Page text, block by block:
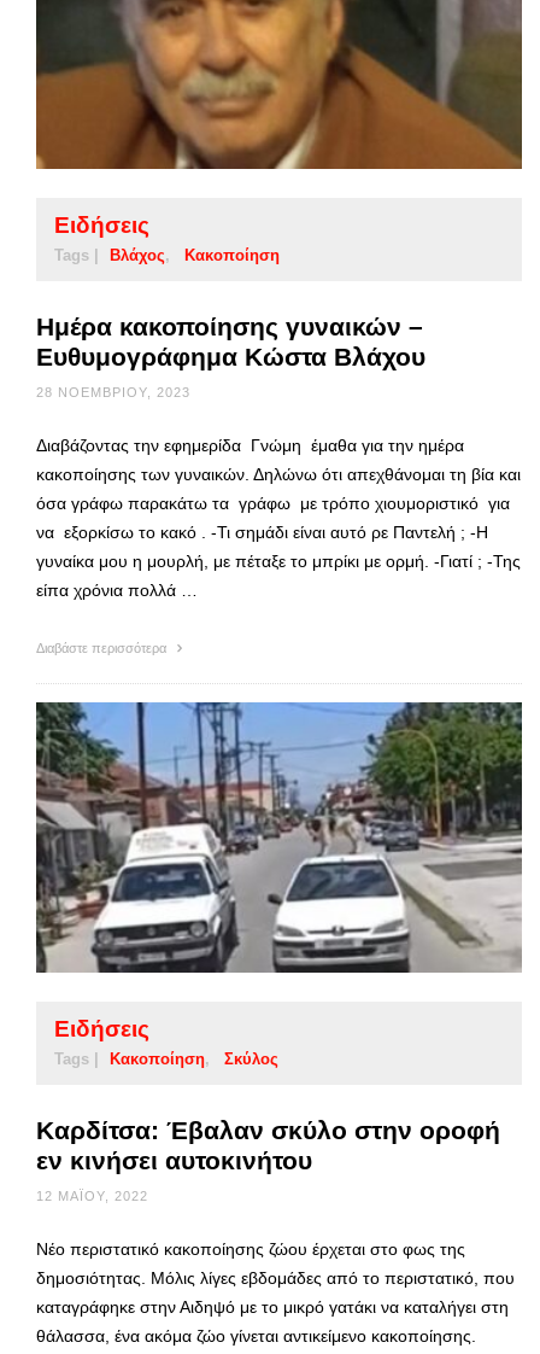
Ειδήσεις
Tags | Βλάχος Κακοποίηση
Ημέρα κακοποίησης γυναικών –
Ευθυμογράφημα Κώστα Βλάχου
28 ΝΟΕΜΒΡΊΟΥ, 2023
Διαβάζοντας την εφημερίδα Γνώμη έμαθα για την ημέρα
κακοποίησης των γυναικών. Δηλώνω ότι απεχθάνομαι τη βία και
όσα γράφω παρακάτω τα γράφω με τρόπο χιουμοριστικό για
να εξορκίσω το κακό . -Τι σημάδι είναι αυτό ρε Παντελή ; -Η
γυναίκα μου η μουρλή, με πέταξε το μπρίκι με ορμή. -Γιατί ; -Της
είπα χρόνια πολλά …
Διαβάστε περισσότερα
Ειδήσεις
Tags | Κακοποίηση Σκύλος
Καρδίτσα: Έβαλαν σκύλο στην οροφή
εν κινήσει αυτοκινήτου
12 ΜΑΪ́ΟΥ, 2022
Νέο περιστατικό κακοποίησης ζώου έρχεται στο φως της
δημοσιότητας. Μόλις λίγες εβδομάδες από το περιστατικό, που
καταγράφηκε στην Αιδηψό με το μικρό γατάκι να καταλήγει στη
θάλασσα, ένα ακόμα ζώο γίνεται αντικείμενο κακοποίησης.